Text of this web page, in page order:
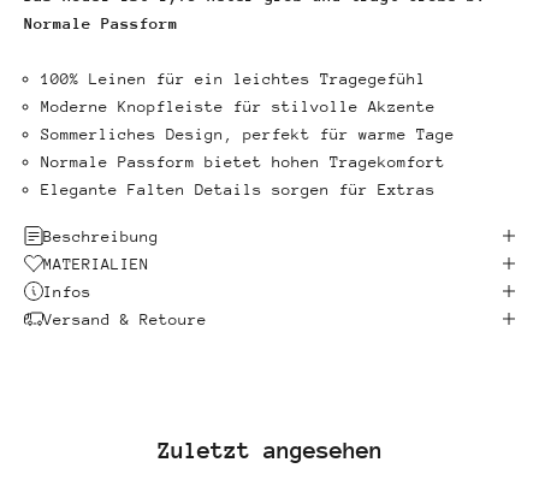
Normale Passform
100% Leinen für ein leichtes Tragegefühl
Moderne Knopfleiste für stilvolle Akzente
Sommerliches Design, perfekt für warme Tage
Normale Passform bietet hohen Tragekomfort
Elegante Falten Details sorgen für Extras
Beschreibung
MATERIALIEN
Infos
Versand & Retoure
Zuletzt angesehen